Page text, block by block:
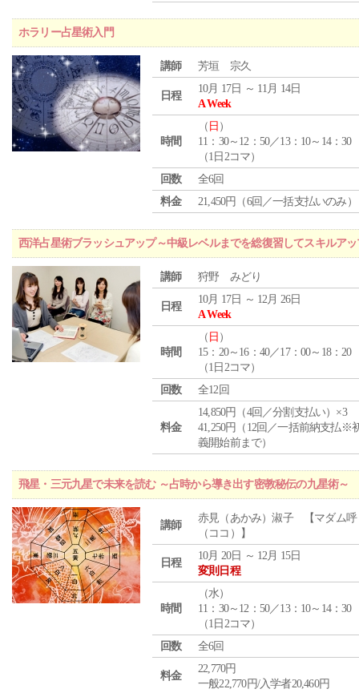
ホラリー占星術入門
講師 芳垣 宗久
日程
10月 17日 ～ 11月 14日
A Week
時間
（ 日 ）
11：30～12：50／13：10～14：30
（1日2コマ）
回数
全6回
料金
21,450円（6回／一括支払いのみ）
西洋占星術ブラッシュアップ～中級レベルまでを総復習してスキルア
講師 狩野 みどり
日程
10月 17日 ～ 12月 26日
A Week
時間
（ 日 ）
15：20～16：40／17：00～18：20
（1日2コマ）
回数
全12回
料金
14,850円（4回／分割支払い）×3
41,250円（12回／一括前納支払※
義開始前まで）
飛星・三元九星で未来を読む ～占時から導き出す密教秘伝の九星術～
講師
赤見（あかみ）淑子 【マダム呼
（ココ）】
日程
10月 20日 ～ 12月 15日
変則日程
時間
（水）
11：30～12：50／13：10～14：30
（1日2コマ）
回数
全6回
料金
22,770円
一般22,770円/入学者20,460円